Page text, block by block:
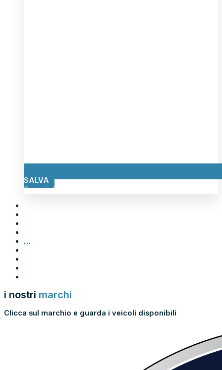
SALVA
Scopri di più
…
i nostri marchi
Clicca sul marchio e guarda i veicoli disponibili